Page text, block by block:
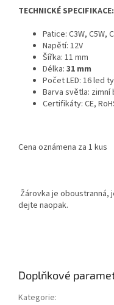
TECHNICKÉ SPECIFIKACE:
Patice: C3W, C5W,
Napětí: 12V
Šířka: 11 mm
Délka: 31 mm
Počet LED: 16 led
Barva světla: zimní
Certifikáty: CE,
Cena oznámena za 1 kus
Žárovka je
dejte naopak.
Doplňkové
Kategorie: